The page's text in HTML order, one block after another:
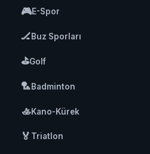
🎮E-Spor
🏒Buz Sporları
⛳Golf
🏸Badminton
🚣Kano-Kürek
🏅 Triatlon